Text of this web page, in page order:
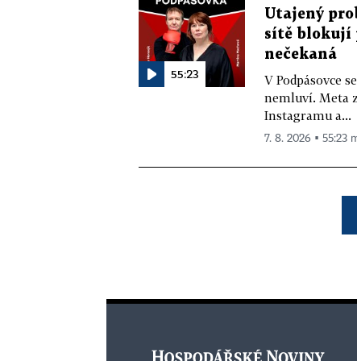
55:23
Utajený
sítě blokují
nečekaná
V Podpásovce
nemluví. Meta
Instagramu a...
7. 8. 2026 ▪ 55:23